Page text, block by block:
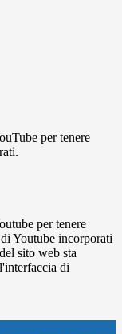
per tenere
per tenere
Youtube incorporati
sito web sta
di